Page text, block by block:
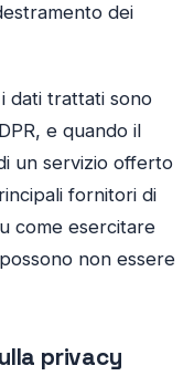
dei
dati trattati sono
e quando il
un servizio offerto
fornitori di
come esercitare
non essere
privacy